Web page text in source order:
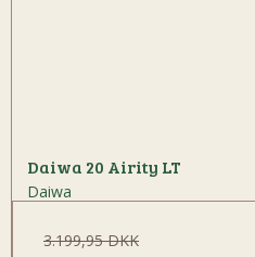
Daiwa 20 Airity LT
Daiwa
3.199,95 DKK